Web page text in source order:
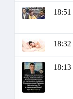
18:51
18:32
18:13